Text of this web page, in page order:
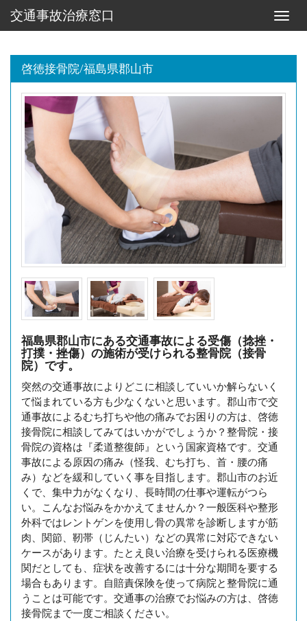
Toggle
交通事故治療窓口
啓徳接骨院/福島県郡山市
福島県郡山市にある交通事故による受傷（捻挫・
打撲・挫傷）の施術が受けられる整骨院（接骨
院）です。
突然の交通事故によりどこに相談していいか解らないく
て悩まれている方も少なくないと思います。郡山市で交
通事故によるむち打ちや他の痛みでお困りの方は、啓徳
接骨院に相談してみてはいかがでしょうか？整骨院・接
骨院の資格は『柔道整復師』という国家資格です。交通
事故による原因の痛み（怪我、むち打ち、首・腰の痛
み）などを緩和していく事を目指します。郡山市のお近
くで、集中力がなくなり、長時間の仕事や運転がつら
い。こんなお悩みをかかえてませんか？一般医科や整形
外科ではレントゲンを使用し骨の異常を診断しますが筋
肉、関節、靭帯（じんたい）などの異常に対応できない
ケースがあります。たとえ良い治療を受けられる医療機
関だとしても、症状を改善するには十分な期間を要する
場合もあります。自賠責保険を使って病院と整骨院に通
うことは可能です。交通事の治療でお悩みの方は、啓徳
接骨院まで一度ご相談ください。